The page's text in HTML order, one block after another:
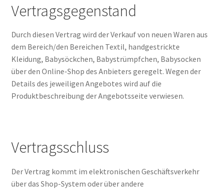
Vertragsgegenstand
Durch diesen Vertrag wird der Verkauf von neuen Waren aus
dem Bereich/den Bereichen Textil, handgestrickte
Kleidung, Babysöckchen, Babystrümpfchen, Babysocken
über den Online-Shop des Anbieters geregelt. Wegen der
Details des jeweiligen Angebotes wird auf die
Produktbeschreibung der Angebotsseite verwiesen.
Vertragsschluss
Der Vertrag kommt im elektronischen Geschäftsverkehr
über das Shop-System oder über andere